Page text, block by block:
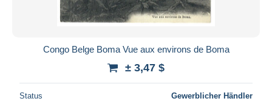
Congo Belge Boma Vue aux environs de Boma
± 3,47 $
Status Gewerblicher Händler